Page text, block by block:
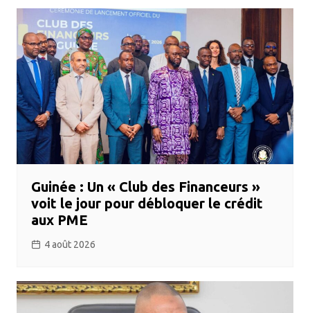
Guinée : Un « Club des Financeurs »
voit le jour pour débloquer le crédit
aux PME
4 août 2026